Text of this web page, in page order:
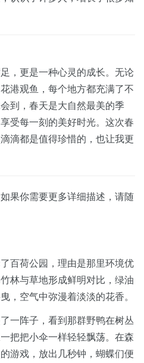
，更是一种心灵的成长。无论
港观鱼，每个地方都充满了不
到，春天是大自然最美的季
受每一刻的美好时光。这次春
滴都是值得珍惜的，也让我更
果你需要更多详细描述，请随
百荷公园，理由是那里环境优
林与草地形成鲜明对比，绿油
，空气中弥漫着淡淡的花香。
一阵子，看到那群野鸭在树丛
把把小伞一样轻轻飘荡。在森
游戏，放出几秒钟，蝴蝶们便